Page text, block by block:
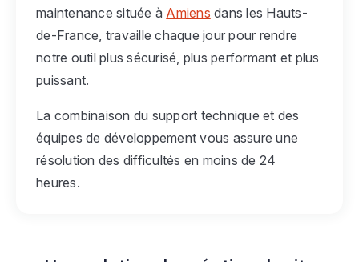
maintenance située à Amiens dans les Hauts-
de-France, travaille chaque jour pour rendre
notre outil plus sécurisé, plus performant et plus
puissant.
La combinaison du support technique et des
équipes de développement vous assure une
résolution des difficultés en moins de 24
heures.